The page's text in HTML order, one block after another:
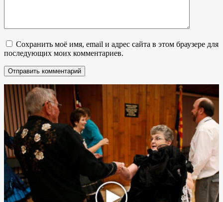
Сохранить моё имя, email и адрес сайта в этом браузере для
последующих моих комментариев.